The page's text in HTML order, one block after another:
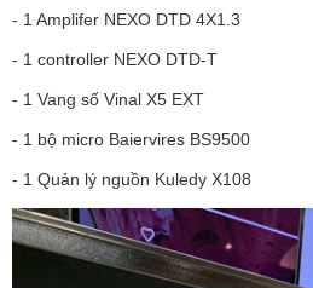
- 1 Amplifer NEXO DTD 4X1.3
- 1 controller NEXO DTD-T
- 1 Vang số Vinal X5 EXT
- 1 bộ micro Baiervires BS9500
- 1 Quản lý nguồn Kuledy X108